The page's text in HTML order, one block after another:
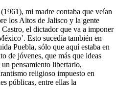
mi madre contaba que veían
los Altos de Jalisco y la gente
el dictador que va a imponer
Esto sucedía también en
Puebla, sólo que aquí estaba en
de jóvenes, que más que ideas
pensamiento libertario,
religioso impuesto en
públicas, entre ellas la